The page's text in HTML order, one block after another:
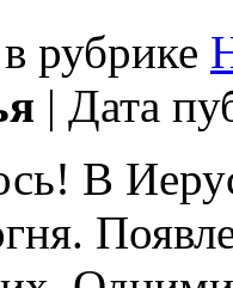
рубрике
| Дата
В